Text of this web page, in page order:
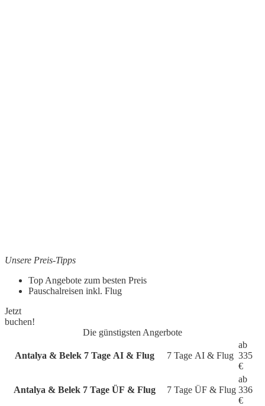
Unsere Preis-Tipps
Top Angebote zum besten Preis
Pauschalreisen inkl. Flug
Jetzt
buchen!
Die günstigsten Angerbote
Antalya & Belek 7 Tage AI & Flug 7 Tage AI & Flug
ab
335
€
Antalya & Belek 7 Tage ÜF & Flug 7 Tage ÜF & Flug
ab
336
€